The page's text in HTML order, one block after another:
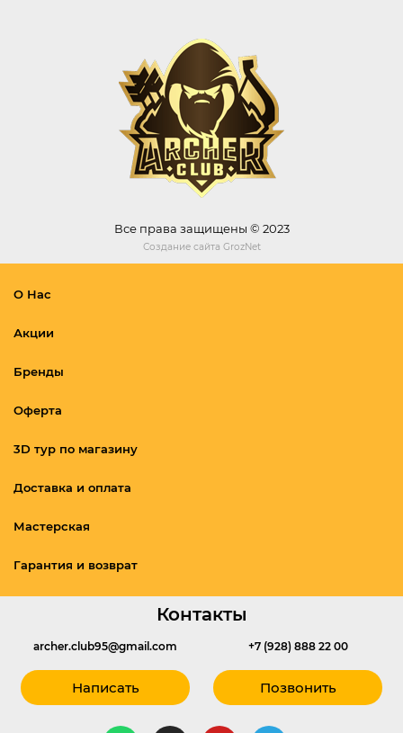
Все права защищены © 2023
Создание сайта GrozNet
О Нас
Акции
Бренды
Оферта
3D тур по магазину
Доставка и оплата
Мастерская
Гарантия и возврат
Контакты
archer.club95@gmail.com
Написать
+7 (928) 888 22 00
Позвонить